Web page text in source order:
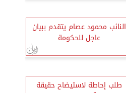
النائب محمود عصام يتقدم ببيان
عاجل للحكومة
طلب إحاطة لاستيضاح حقيقة